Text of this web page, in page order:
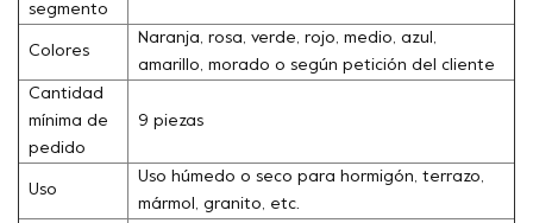
segmento
Colores
Naranja, rosa, verde, rojo, medio, azul,
amarillo, morado o según petición del cliente
Cantidad
mínima de
pedido
9 piezas
Uso
Uso húmedo o seco para hormigón, terrazo,
mármol, granito, etc.